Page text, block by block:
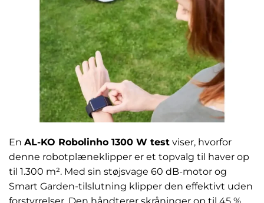
En AL-KO Robolinho 1300 W test viser, hvorfor
denne robotplæneklipper er et topvalg til haver op
til 1.300 m². Med sin støjsvage 60 dB-motor og
Smart Garden-tilslutning klipper den effektivt uden
forstyrrelser. Den håndterer skråninger op til 45 %